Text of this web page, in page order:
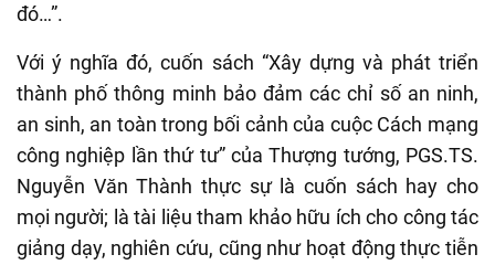
đó…”.
Với ý nghĩa đó, cuốn sách “Xây dựng và phát triển
thành phố thông minh bảo đảm các chỉ số an ninh,
an sinh, an toàn trong bối cảnh của cuộc Cách mạng
công nghiệp lần thứ tư” của Thượng tướng, PGS.TS.
Nguyễn Văn Thành thực sự là cuốn sách hay cho
mọi người; là tài liệu tham khảo hữu ích cho công tác
giảng dạy, nghiên cứu, cũng như hoạt động thực tiễn